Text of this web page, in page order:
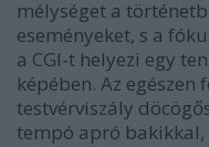
mélységet a
eseményeket, s a
a CGI-t helyezi egy
képében. Az
testvérviszály
tempó apró bakikkal,